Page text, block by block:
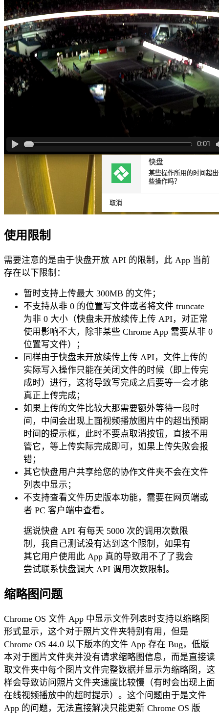
使用限制
需要注意的是由于快盘开放 API 的限制，此 App 当前
存在以下限制：
暂时支持上传最大 300MB 的文件；
不支持从非 0 的位置写文件或者将文件 truncate
为非 0 大小（快盘未开放续传上传 API，对正常
使用影响不大，除非某些 Chrome App 需要从非 0
位置写文件）；
同样由于快盘未开放续传上传 API，文件上传的
实际写入操作只能在关闭文件的时候（即上传完
成时）进行，这将导致写完成之后要等一会才能
真正上传完成；
如果上传的文件比较大那需要额外等待一段时
间，中间会出现上面视频播放图片中的超出预期
时间的提示框，此时不要点取消按钮，直接不用
管它，等上传实际完成即可，如果上传失败会报
错；
其它快盘用户共享给您的协作文件夹不会在文件
列表中显示；
不支持查看文件历史版本功能，需要在网页端或
者 PC 客户端中查看。
据说快盘 API 有每天 5000 次的调用次数限
制，我自己测试没有达到这个限制，如果有
其它用户使用此 App 真的导致用不了了我会
尝试联系快盘调大 API 调用次数限制。
缩略图问题
Chrome OS 文件 App 中显示文件列表时支持以缩略图
形式显示，这个对于照片文件夹特别有用，但是
Chrome OS 44.0 以下版本的文件 App 存在 Bug，低版
本对于图片文件夹并没有请求缩略图信息，而是直接读
取文件夹中每个图片文件完整数据并显示为缩略图，这
样会导致访问照片文件夹速度比较慢（有时会出现上面
在线视频播放中的超时提示）。这个问题由于是文件
App 的问题，无法直接解决只能更新 Chrome OS 版